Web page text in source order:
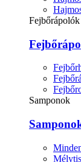
Fejbőrápolók
Samponok